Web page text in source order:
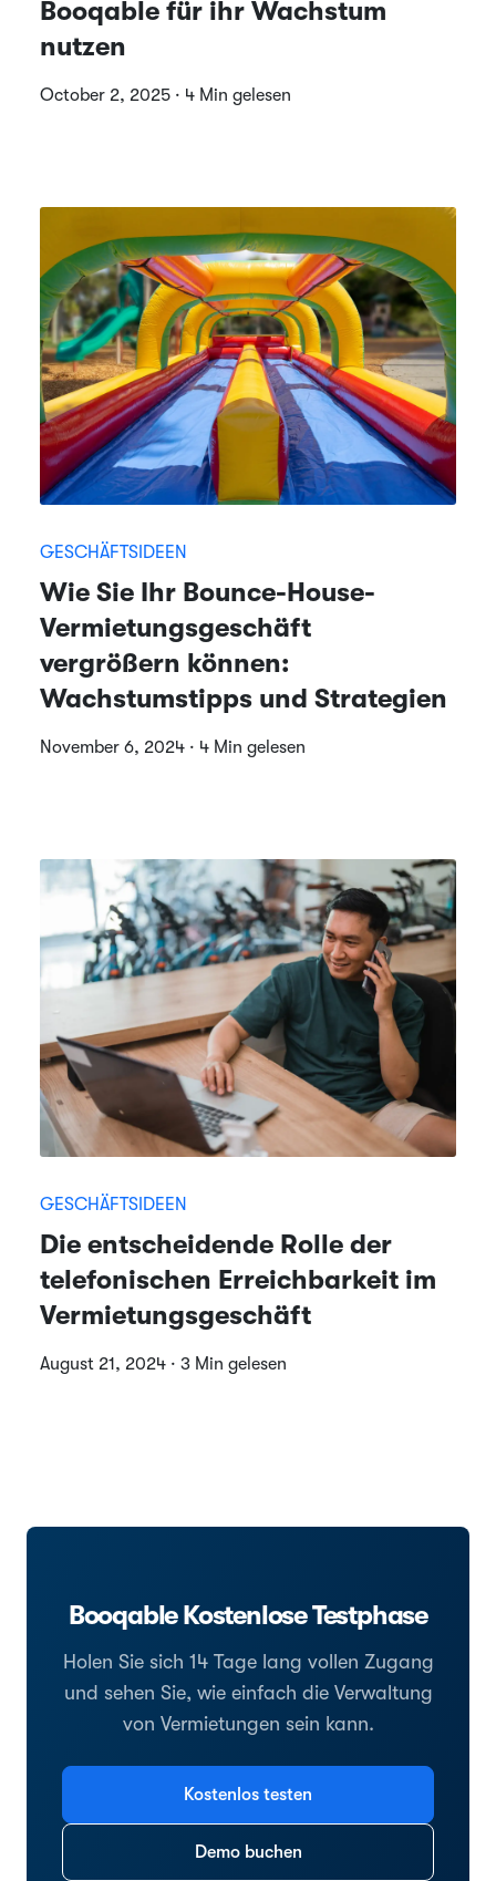
Booqable für ihr Wachstum
nutzen
October 2, 2025 · 4 Min gelesen
GESCHÄFTSIDEEN
Wie Sie Ihr Bounce-House-
Vermietungsgeschäft
vergrößern können:
Wachstumstipps und Strategien
November 6, 2024 · 4 Min gelesen
GESCHÄFTSIDEEN
Die entscheidende Rolle der
telefonischen Erreichbarkeit im
Vermietungsgeschäft
August 21, 2024 · 3 Min gelesen
Booqable Kostenlose Testphase
Holen Sie sich 14 Tage lang vollen Zugang
und sehen Sie, wie einfach die Verwaltung
von Vermietungen sein kann.
Kostenlos testen
Demo buchen